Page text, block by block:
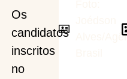
Os
candidatos
inscritos
no
Alves/